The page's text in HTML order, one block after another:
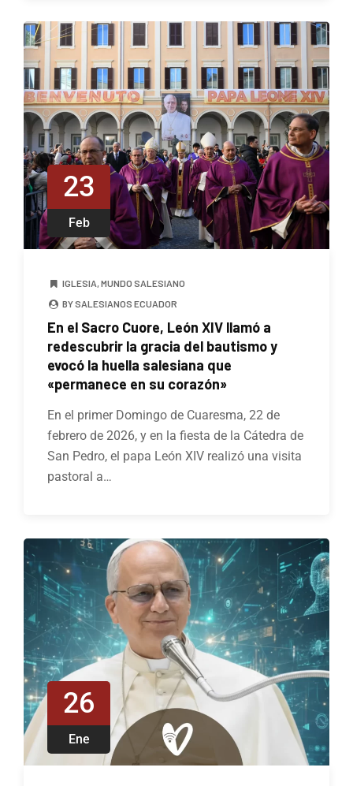
23
Feb
IGLESIA MUNDO SALESIANO
BY SALESIANOS ECUADOR
En el Sacro Cuore, León XIV llamó a
redescubrir la gracia del bautismo y
evocó la huella salesiana que
«permanece en su corazón»
En el primer Domingo de Cuaresma, 22 de
febrero de 2026, y en la fiesta de la Cátedra de
San Pedro, el papa León XIV realizó una visita
pastoral a…
26
Ene